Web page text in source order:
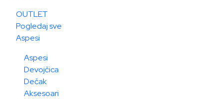
OUTLET
Pogledaj sve
Aspesi
Aspesi
Devojčica
Dečak
Aksesoari